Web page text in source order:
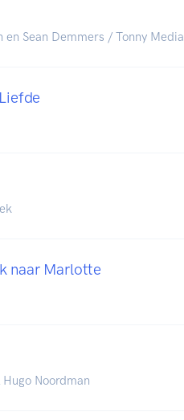
Sean Demmers / Tonny Media
naar Marlotte
Noordman